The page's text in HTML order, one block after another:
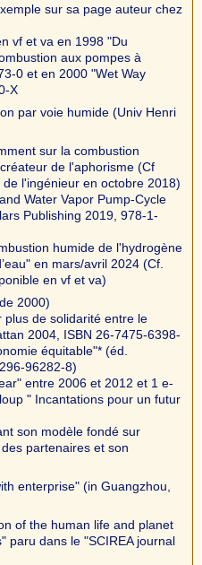
sur sa page auteur chez
vf et va en 1998 "Du
aux pompes à
0 et en 2000 "Wet Way
X
par voie humide (Univ Henri
sur la combustion
de l'aphorisme (Cf
l'ingénieur en octobre 2018)
Water Vapor Pump-Cycle
Publishing 2019, 978-1-
humide de l'hydrogène
en mars/avril 2024 (Cf.
en vf et va)
2000)
plus de solidarité entre le
2004, ISBN 26-7475-6398-
équitable"* (éd.
96282-8)
entre 2006 et 2012 et 1 e-
" Incantations pour un futur
son modèle fondé sur
partenaires et son
enterprise" (in Guangzhou,
of the human life and planet
paru dans le "SCIREA journal